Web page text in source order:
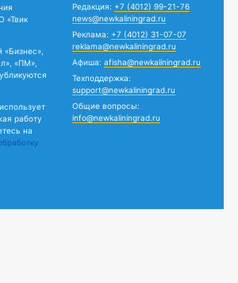
«Твик
«ПМ»,
работу
на
Редакция: +7 (4012) 99-21-76
news@newkaliningrad.ru
Реклама: +7 (4012) 31-07-07
reklama@newkaliningrad.ru
Афиша: afisha@newkaliningrad.ru
Техподдержка:
support@newkaliningrad.ru
Общие вопросы:
info@newkaliningrad.ru